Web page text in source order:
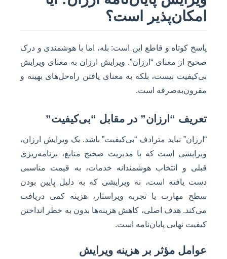
امکان‌پذیر است؟
پاسخ کوتاه و قاطع این است: بله، اما با هوشمندی و درک
صحیح از معنای “ارزان”. ویرایش ارزان به معنای ویرایش
بی‌کیفیت نیست، بلکه به معنای یافتن راه‌حل‌های بهینه و
مقرون‌به‌صرفه است.
تعریف “ارزان” در مقابل “بی‌کیفیت”
“ارزان” نباید مترادف “بی‌کیفیت” باشد. یک ویرایش ارزان،
ویرایشی است که با مدیریت صحیح منابع، برنامه‌ریزی
قبلی و انتخاب هوشمندانه خدمات، به قیمت مناسبی
دست یافته است، نه ویرایشی که به دلیل پایین بودن
سطح مهارت یا تجربه ویراستار، هزینه کمی دریافت
می‌کند. هدف اصلی، کاهش هزینه‌ها بدون به خطر انداختن
کیفیت نهایی پایان‌نامه است.
عوامل مؤثر بر هزینه ویرایش